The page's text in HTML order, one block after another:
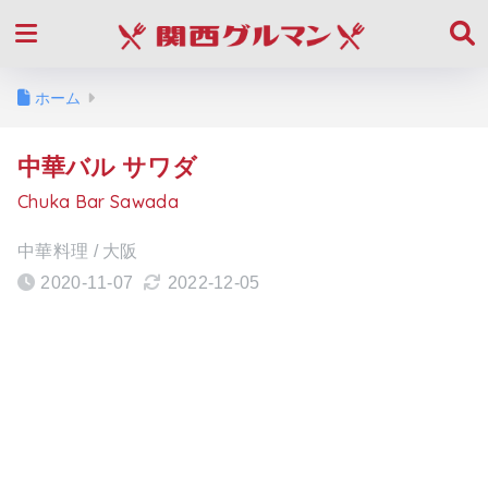
ホーム
中華バル サワダ
Chuka Bar Sawada
中華料理 / 大阪
2020-11-07
2022-12-05